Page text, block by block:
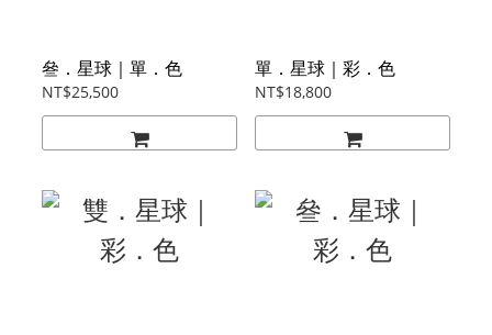
叄．星球｜單．色
NT$25,500
單．星球｜彩．色
NT$18,800